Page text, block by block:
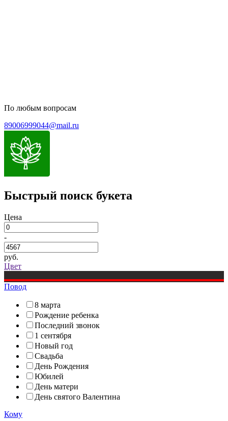
По любым вопросам
89006999044@mail.ru
Быстрый поиск букета
Цена
-
руб.
Цвет
Повод
8 марта
Рождение ребенка
Последний звонок
1 сентября
Новый год
Свадьба
День Рождения
Юбилей
День матери
День святого Валентина
Кому